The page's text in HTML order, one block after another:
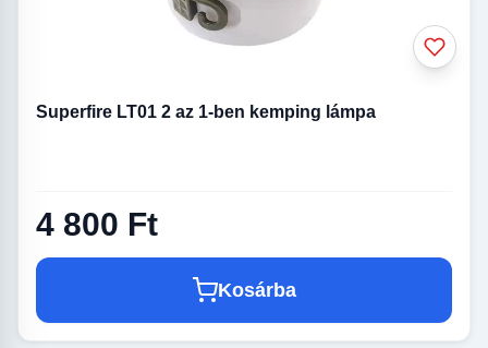
Superfire LT01 2 az 1-ben kemping lámpa
4 800 Ft
Kosárba